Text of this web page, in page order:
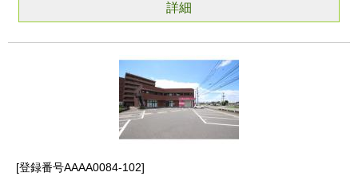
詳細
登録番号AAAA0084-102